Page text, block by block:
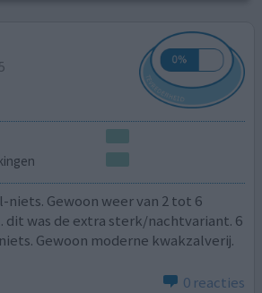
Gewoon weer van 2 tot 6
dit was de extra sterk/nachtvariant. 6
Gewoon moderne kwakzalverij.
0 reacties